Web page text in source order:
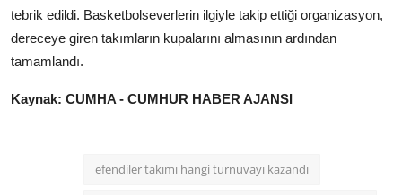
tebrik edildi. Basketbolseverlerin ilgiyle takip ettiği organizasyon,
dereceye giren takımların kupalarını almasının ardından
tamamlandı.
Kaynak: CUMHA - CUMHUR HABER AJANSI
efendiler takımı hangi turnuvayı kazandı